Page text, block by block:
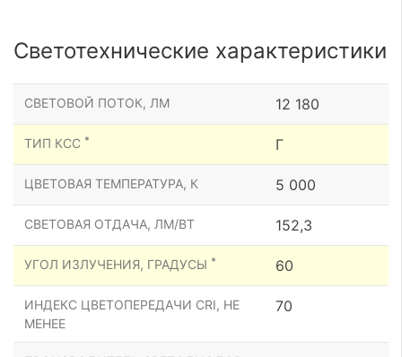
Светотехнические характеристики
СВЕТОВОЙ ПОТОК, ЛМ 12 180
ТИП КСС * Г
ЦВЕТОВАЯ ТЕМПЕРАТУРА, К 5 000
СВЕТОВАЯ ОТДАЧА, ЛМ/ВТ 152,3
УГОЛ ИЗЛУЧЕНИЯ, ГРАДУСЫ * 60
ИНДЕКС ЦВЕТОПЕРЕДАЧИ CRI, НЕ
МЕНЕЕ
70